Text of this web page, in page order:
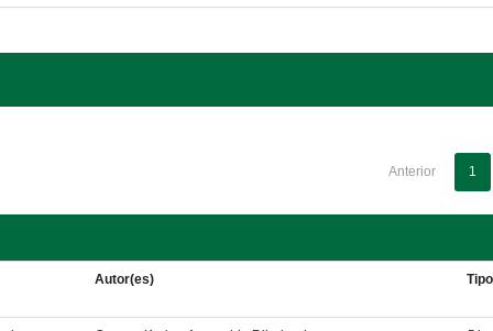
Anterior 1
Autor(es) Tipo